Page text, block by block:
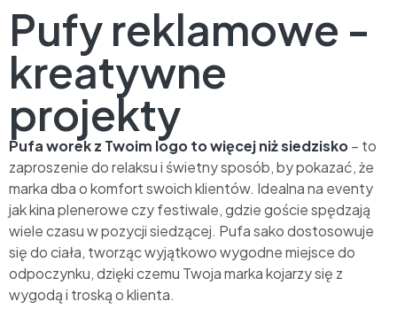
Pufy reklamowe -
kreatywne
projekty
Pufa worek z Twoim logo to więcej niż siedzisko– to
zaproszenie do relaksu i świetny sposób, by pokazać, że
marka dba o komfort swoich klientów. Idealna na eventy
jak kina plenerowe czy festiwale, gdzie goście spędzają
wiele czasu w pozycji siedzącej. Pufa sako dostosowuje
się do ciała, tworząc wyjątkowo wygodne miejsce do
odpoczynku, dzięki czemu Twoja marka kojarzy się z
wygodą i troską o klienta.